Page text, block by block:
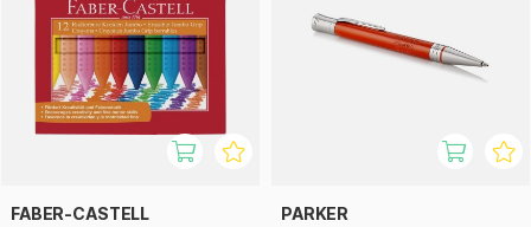
FABER-CASTELL PARKER